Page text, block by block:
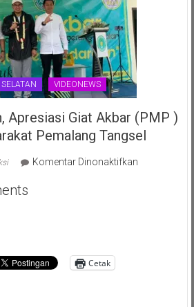
VIDEONEWS
Apresiasi Giat Akbar (PMP )
Pemalang Tangsel
Komentar Dinonaktifkanpada
Cetak